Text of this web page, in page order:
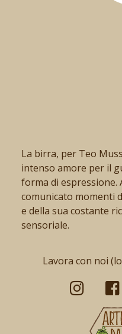
La birra, per Teo
intenso amore per il
forma di espressione.
comunicato momenti
e della sua costante
sensoriale.
Lavora con noi